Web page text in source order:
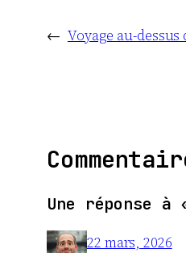
← Voyage au-dessus
Une réponse
22 mars, 2026